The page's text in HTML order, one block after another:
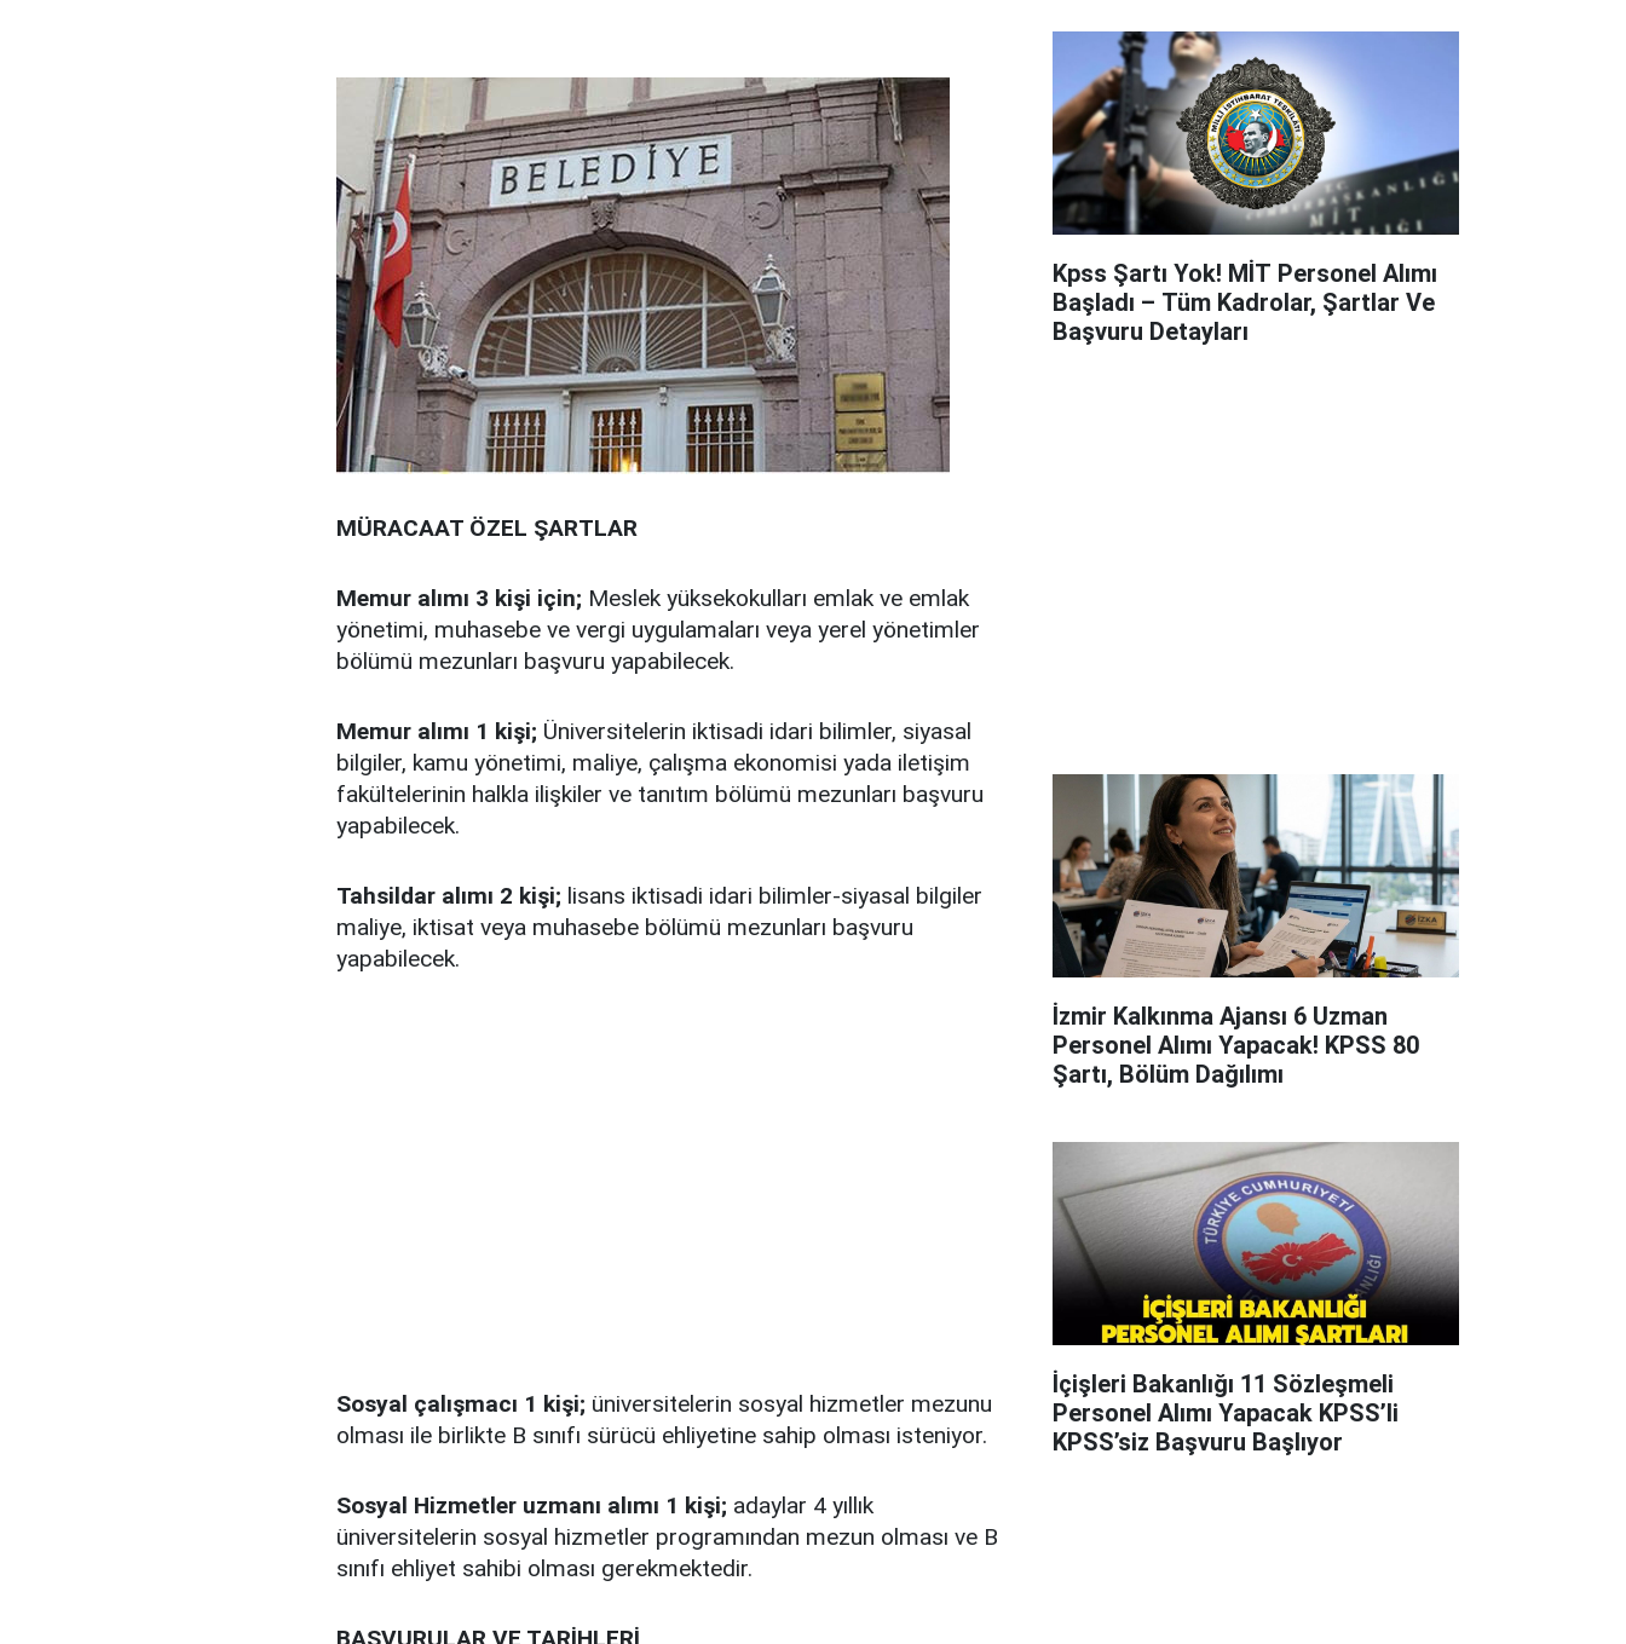
MÜRACAAT ÖZEL ŞARTLAR
Memur alımı 3 kişi için; Meslek yüksekokulları emlak ve emlak
yönetimi, muhasebe ve vergi uygulamaları veya yerel yönetimler
bölümü mezunları başvuru yapabilecek.
Memur alımı 1 kişi; Üniversitelerin iktisadi idari bilimler, siyasal
bilgiler, kamu yönetimi, maliye, çalışma ekonomisi yada iletişim
fakültelerinin halkla ilişkiler ve tanıtım bölümü mezunları başvuru
yapabilecek.
Tahsildar alımı 2 kişi; lisans iktisadi idari bilimler-siyasal bilgiler
maliye, iktisat veya muhasebe bölümü mezunları başvuru
yapabilecek.
Sosyal çalışmacı 1 kişi; üniversitelerin sosyal hizmetler mezunu
olması ile birlikte B sınıfı sürücü ehliyetine sahip olması isteniyor.
Sosyal Hizmetler uzmanı alımı 1 kişi; adaylar 4 yıllık
üniversitelerin sosyal hizmetler programından mezun olması ve B
sınıfı ehliyet sahibi olması gerekmektedir.
Kpss Şartı Yok! MİT Personel Alımı
Başladı – Tüm Kadrolar, Şartlar Ve
Başvuru Detayları
İzmir Kalkınma Ajansı 6 Uzman
Personel Alımı Yapacak! KPSS 80
Şartı, Bölüm Dağılımı
İçişleri Bakanlığı 11 Sözleşmeli
Personel Alımı Yapacak KPSS’li
KPSS’siz Başvuru Başlıyor